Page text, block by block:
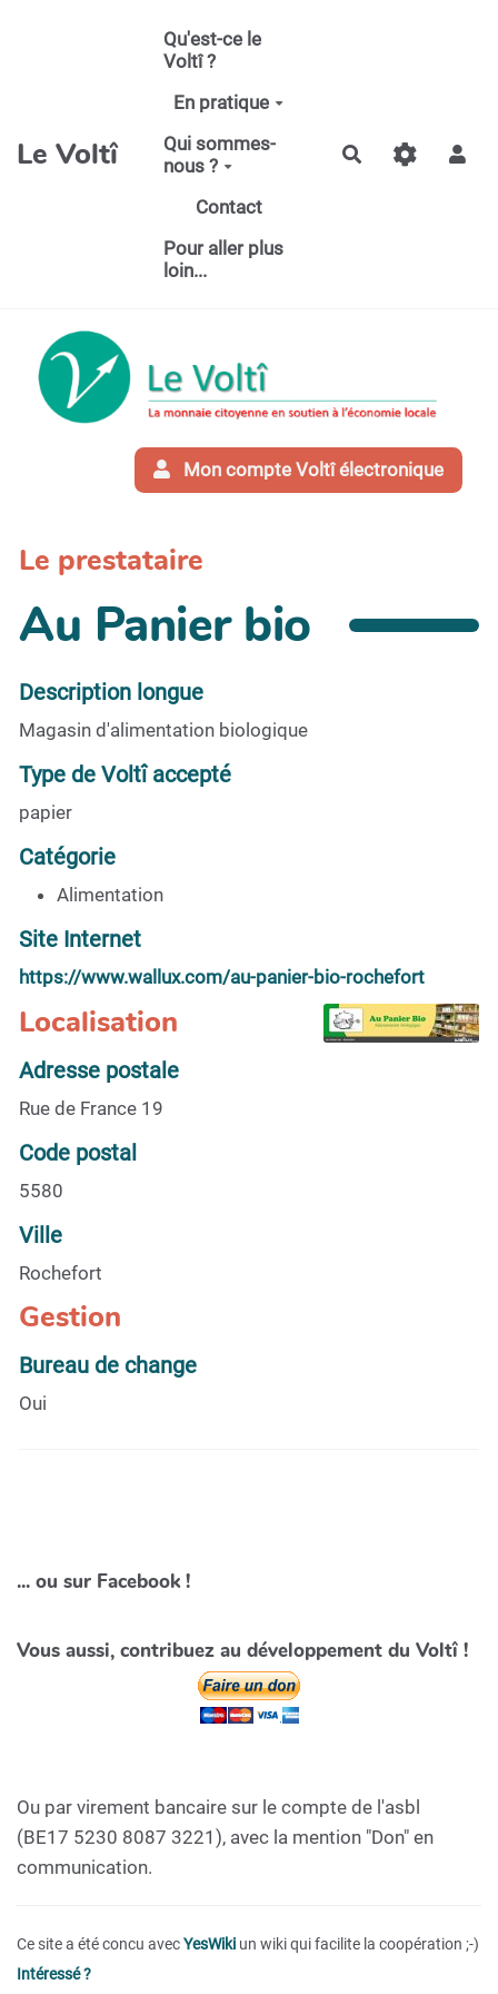
Aller au contenu principal
Le Voltî
Qu'est-ce le
Voltî ?
En pratique
Qui sommes-
nous ?
Contact
Pour aller plus
loin...
Rechercher
Mon compte Voltî électronique
Le prestataire
Au Panier bio
Description longue
Magasin d'alimentation biologique
Type de Voltî accepté
papier
Catégorie
Alimentation
Site Internet
https://www.wallux.com/au-panier-bio-rochefort
Localisation
Adresse postale
Rue de France 19
Code postal
5580
Ville
Rochefort
Gestion
Bureau de change
Oui
... ou sur Facebook !
Vous aussi, contribuez au développement du Voltî !
Ou par virement bancaire sur le compte de l'asbl
(BE17 5230 8087 3221), avec la mention "Don" en
communication.
Ce site a été concu avecYesWiki un wiki qui facilite la coopération ;-)
Intéressé ?